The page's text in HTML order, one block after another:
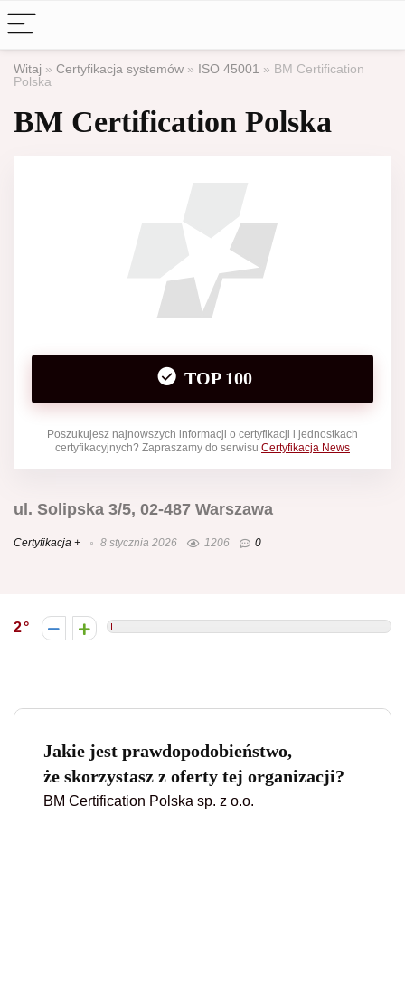
Witaj » Certyfikacja systemów » ISO 45001 » BM Certification
Polska
BM Certification Polska
TOP 100
Poszukujesz najnowszych informacji o certyfikacji i jednostkach
certyfikacyjnych? Zapraszamy do serwisu Certyfikacja News
ul. Solipska 3/5, 02-487 Warszawa
Certyfikacja + 8 stycznia 2026 1206 0
2
Jakie jest prawdopodobieństwo,
że skorzystasz z oferty tej organizacji?
BM Certification Polska sp. z o.o.